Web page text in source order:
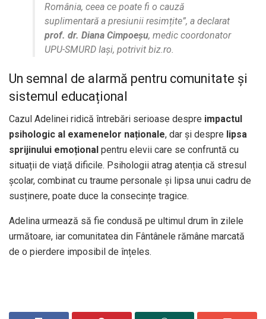
România, ceea ce poate fi o cauză
suplimentară a presiunii resimțite”, a declarat
prof. dr. Diana Cimpoeșu, medic coordonator
UPU-SMURD Iași, potrivit biz.ro.
Un semnal de alarmă pentru comunitate și
sistemul educațional
Cazul Adelinei ridică întrebări serioase despre impactul
psihologic al examenelor naționale, dar și despre lipsa
sprijinului emoțional pentru elevii care se confruntă cu
situații de viață dificile. Psihologii atrag atenția că stresul
școlar, combinat cu traume personale și lipsa unui cadru de
susținere, poate duce la consecințe tragice.
Adelina urmează să fie condusă pe ultimul drum în zilele
următoare, iar comunitatea din Fântânele rămâne marcată
de o pierdere imposibil de înțeles.